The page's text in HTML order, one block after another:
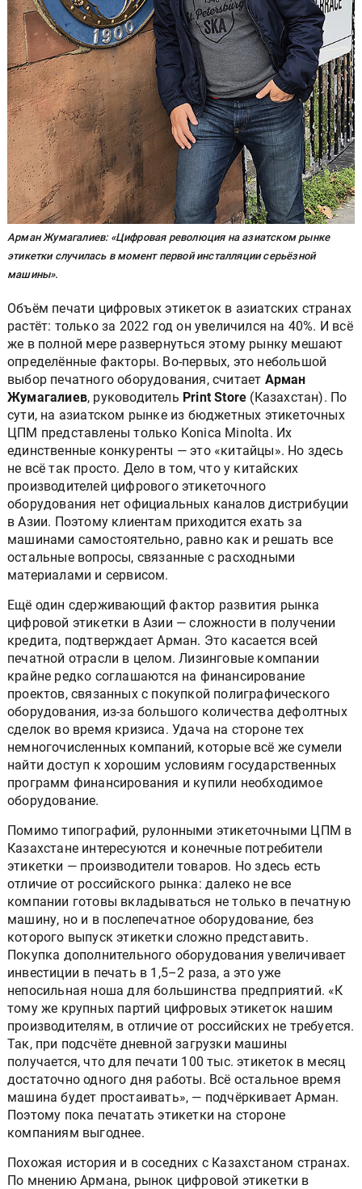
Арман Жумагалиев: «Цифровая революция на азиатском рынке
этикетки случилась в момент первой инсталляции серьёзной
машины».
Объём печати цифровых этикеток в азиатских странах
растёт: только за 2022 год он увеличился на 40%. И всё
же в полной мере развернуться этому рынку мешают
определённые факторы. Во-первых, это небольшой
выбор печатного оборудования, считает Арман
Жумагалиев, руководитель Print Store (Казахстан). По
сути, на азиатском рынке из бюджетных этикеточных
ЦПМ представлены только Konica Minolta. Их
единственные конкуренты — это «китайцы». Но здесь
не всё так просто. Дело в том, что у китайских
производителей цифрового этикеточного
оборудования нет официальных каналов дистрибуции
в Азии. Поэтому клиентам приходится ехать за
машинами самостоятельно, равно как и решать все
остальные вопросы, связанные с расходными
материалами и сервисом.
Ещё один сдерживающий фактор развития рынка
цифровой этикетки в Азии — сложности в получении
кредита, подтверждает Арман. Это касается всей
печатной отрасли в целом. Лизинговые компании
крайне редко соглашаются на финансирование
проектов, связанных с покупкой полиграфического
оборудования, из-за большого количества дефолтных
сделок во время кризиса. Удача на стороне тех
немногочисленных компаний, которые всё же сумели
найти доступ к хорошим условиям государственных
программ финансирования и купили необходимое
оборудование.
Помимо типографий, рулонными этикеточными ЦПМ в
Казахстане интересуются и конечные потребители
этикетки — производители товаров. Но здесь есть
отличие от российского рынка: далеко не все
компании готовы вкладываться не только в печатную
машину, но и в послепечатное оборудование, без
которого выпуск этикетки сложно представить.
Покупка дополнительного оборудования увеличивает
инвестиции в печать в 1,5–2 раза, а это уже
непосильная ноша для большинства предприятий. «К
тому же крупных партий цифровых этикеток нашим
производителям, в отличие от российских не требуется.
Так, при подсчёте дневной загрузки машины
получается, что для печати 100 тыс. этикеток в месяц
достаточно одного дня работы. Всё остальное время
машина будет простаивать», — подчёркивает Арман.
Поэтому пока печатать этикетки на стороне
компаниям выгоднее.
Похожая история и в соседних с Казахстаном странах.
По мнению Армана, рынок цифровой этикетки в